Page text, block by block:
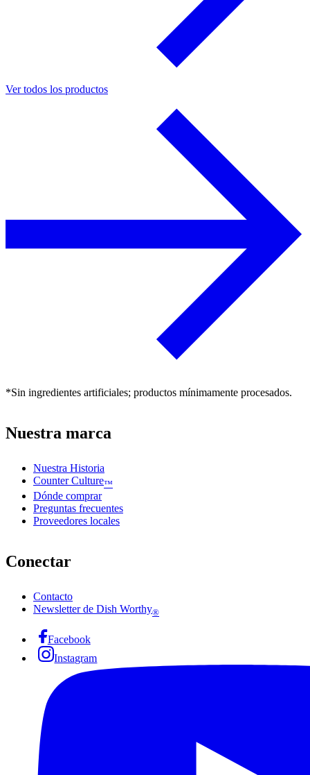
Ver todos los productos
*Sin ingredientes artificiales; productos mínimamente procesados.
Nuestra marca
Nuestra Historia
Counter Culture™
Dónde comprar
Preguntas frecuentes
Proveedores locales
Conectar
Contacto
Newsletter de Dish Worthy®
Facebook
Instagram